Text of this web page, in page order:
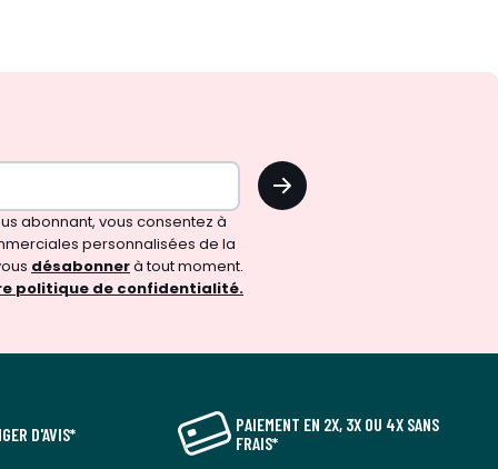
OK
abonnant, vous consentez à
personnalisées de la
désabonnerà tout moment.
politique de confidentialité.
D'AVIS*
PAIEMENT EN 2X, 3X OU 4X SANS
FRAIS*